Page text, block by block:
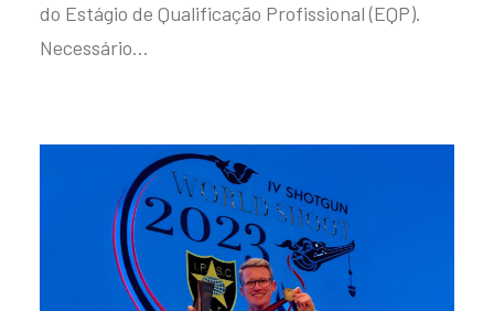
do Estágio de Qualificação Profissional (EQP).
Necessário…